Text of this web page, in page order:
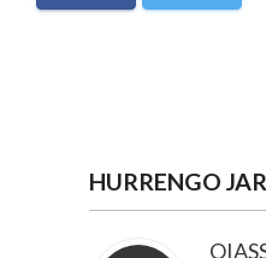
HURRENGO